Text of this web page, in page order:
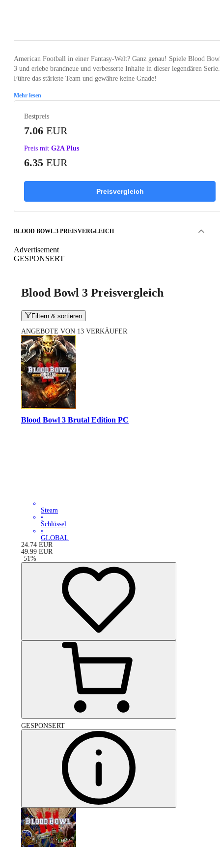
American Football in einer Fantasy-Welt? Ganz genau! Spiele Blood
3 und erlebe brandneue und verbesserte Inhalte in dieser legendären Serie.
Führe das stärkste Team und gewähre keine Gnade!
Mehr lesen
Bestpreis
7.06 EUR
Preis mit G2A Plus
6.35 EUR
Preisvergleich
BLOOD BOWL 3 PREISVERGLEICH
Advertisement
GESPONSERT
Blood Bowl 3 Preisvergleich
Filtern & sortieren
ANGEBOTE VON 13 VERKÄUFER
Blood Bowl 3 Brutal Edition PC
Steam
•
Schlüssel
•
GLOBAL
24.74 EUR
49.99 EUR
-51 %
GESPONSERT